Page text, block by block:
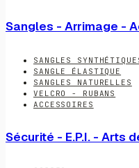
Sangles - Arrimage -
SANGLES
SANGLE ÉLASTIQUE
SANGLES NATURELLES
VELCRO - RUBANS
ACCESSOIRES
Sécurité - E.P.I. - Arts